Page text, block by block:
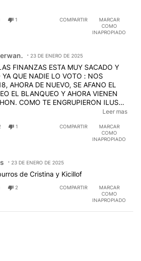
1 COMPARTIR
MARCAR
COMO
INAPROPIADO
23 DE ENERO DE 2025
ESTA MUY SACADO Y
YA QUE NADIE LO VOTO : NOS
AHORA DE NUEVO, SE AFANO EL
EL BLANQUEO Y AHORA VIENEN
COMO TE ENGRUPIERON ILUSO
CAPUTO SIGA HACIENDO
INFLACIÓN EN DOLARES RECORD
Leer mas
1 COMPARTIR
MARCAR
COMO
INAPROPIADO
23 DE ENERO DE 2025
de Cristina y Kicillof
2 COMPARTIR
MARCAR
COMO
INAPROPIADO